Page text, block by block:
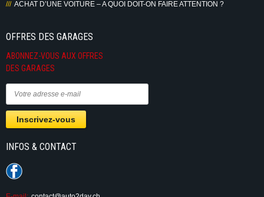
ACHAT D’UNE VOITURE – A QUOI DOIT-ON FAIRE ATTENTION ?
OFFRES DES GARAGES
ABONNEZ-VOUS AUX OFFRES
DES GARAGES
INFOS & CONTACT